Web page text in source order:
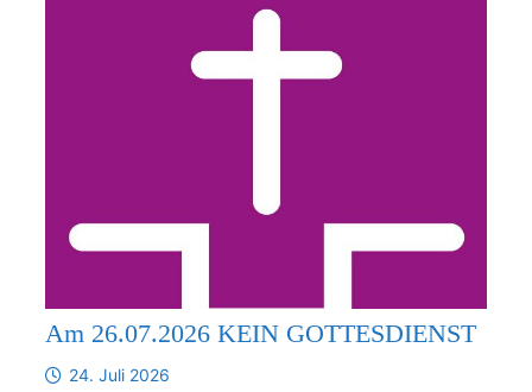
Am 26.07.2026 KEIN GOTTESDIENST
24. Juli 2026